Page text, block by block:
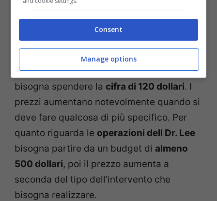
insieme al marito Jeffrey Rebish, anche lui
uno specialista per quanto riguarda la cura
della pelle.
Per fare unavisita di consultonella clinica
bisogna spendere la cifra di 120 dollari. I
prezzi aumentano notevolmente quando si
deve fare qualcosa di più specifico. Per
quanto riguarda le operazioni dell Dr. Lee
bisogna partire da un budget di almeno
500 dollari, poi il prezzo aumenta a
seconda del tipo dell’intervento che
bisogna realizzare.
Consent
Manage options